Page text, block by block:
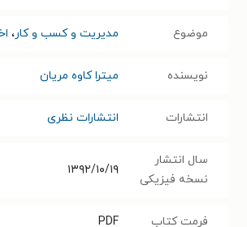
موضوع مدیریت و کسب و کار،
نویسنده میترا کاوه مریان
انتشارات انتشارات نظری
سال انتشار
نسخه فیزیکی
۱۳۹۲/۱۰/۱۹
فرمت کتاب PDF